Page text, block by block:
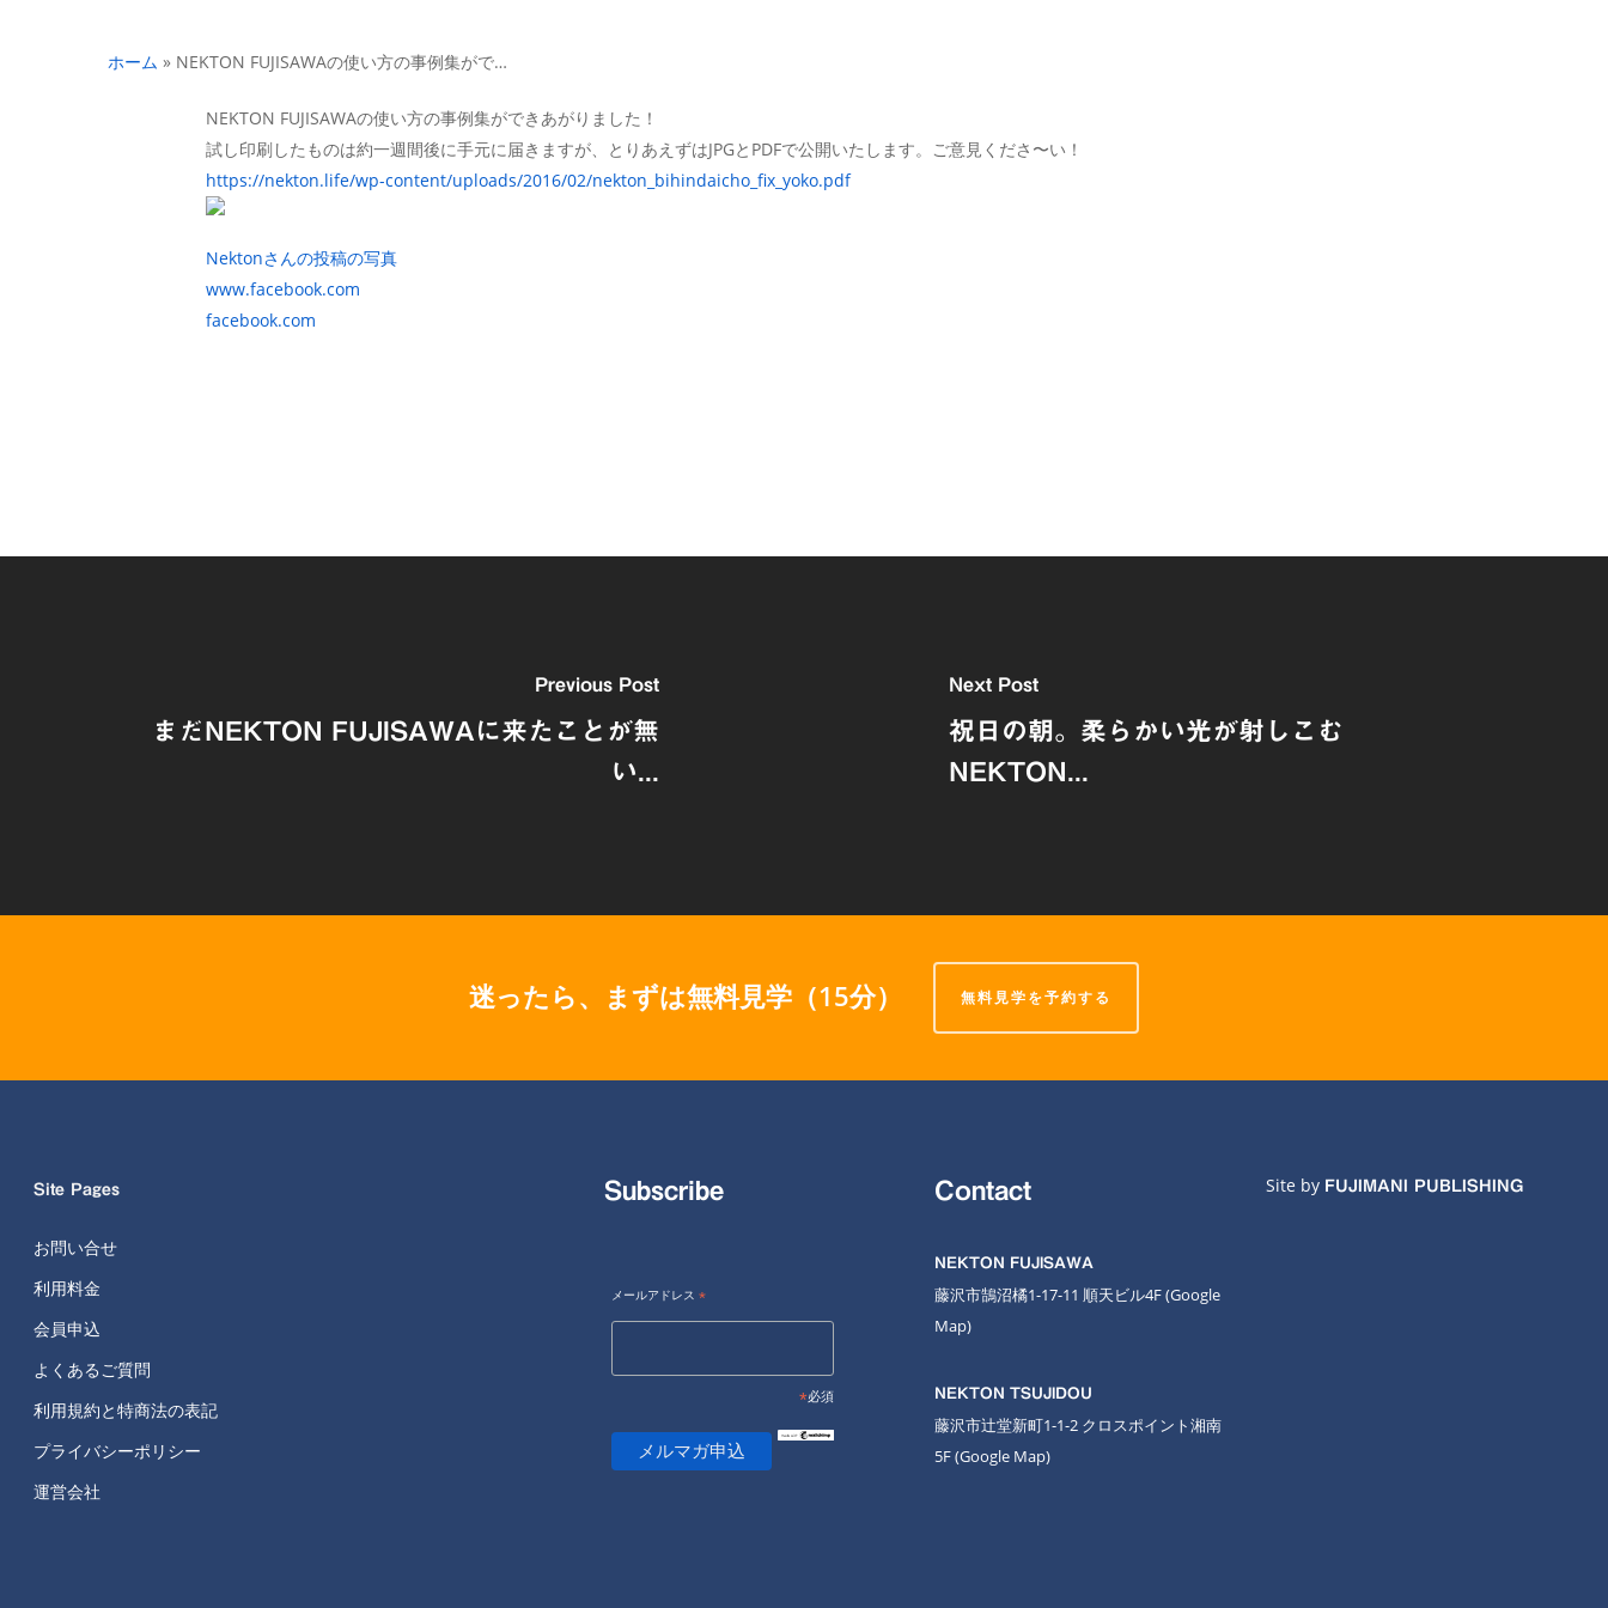
ホーム » NEKTON FUJISAWAの使い方の事例集がで…
NEKTON FUJISAWAの使い方の事例集ができあがりました！
試し印刷したものは約一週間後に手元に届きますが、とりあえずはJPGとPDFで公開いたします。ご意見くださ〜い！
https://nekton.life/wp-content/uploads/2016/02/nekton_bihindaicho_fix_yoko.pdf
Nektonさんの投稿の写真
www.facebook.com
facebook.com
Previous Post
まだNEKTON FUJISAWAに来たことが無
い...
Next Post
祝日の朝。柔らかい光が射しこむ
NEKTON...
迷ったら、まずは無料見学（15分） 無料見学を予約する
Site Pages
お問い合せ
利用料金
会員申込
よくあるご質問
利用規約と特商法の表記
プライバシーポリシー
運営会社
Subscribe
メールアドレス *
*必須
Contact
NEKTON FUJISAWA
藤沢市鵠沼橘1-17-11 順天ビル4F(Google
Map)
NEKTON TSUJIDOU
藤沢市辻堂新町1-1-2 クロスポイント湘南
5F(Google Map)
Site by FUJIMANI PUBLISHING